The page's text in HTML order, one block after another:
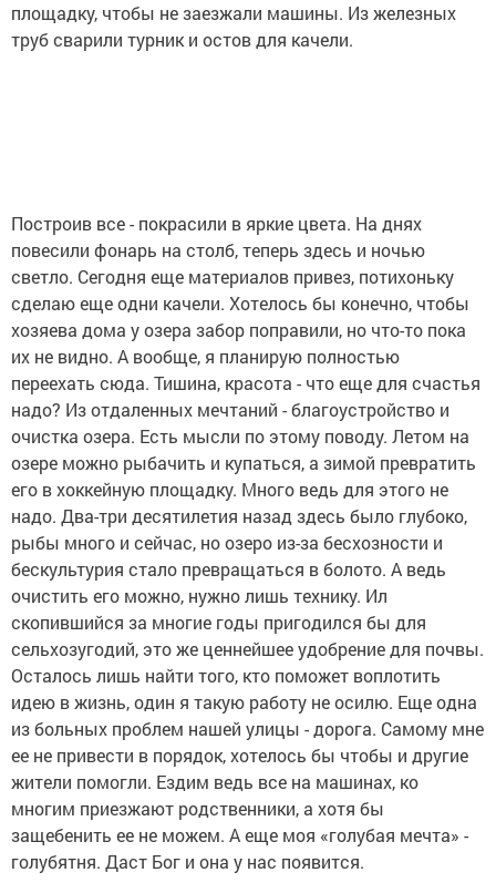
площадку, чтобы не заезжали машины. Из железных
труб сварили турник и остов для качели.
Построив все - покрасили в яркие цвета. На днях
повесили фонарь на столб, теперь здесь и ночью
светло. Сегодня еще материалов привез, потихоньку
сделаю еще одни качели. Хотелось бы конечно, чтобы
хозяева дома у озера забор поправили, но что-то пока
их не видно. А вообще, я планирую полностью
переехать сюда. Тишина, красота - что еще для счастья
надо? Из отдаленных мечтаний - благоустройство и
очистка озера. Есть мысли по этому поводу. Летом на
озере можно рыбачить и купаться, а зимой превратить
его в хоккейную площадку. Много ведь для этого не
надо. Два-три десятилетия назад здесь было глубоко,
рыбы много и сейчас, но озеро из-за бесхозности и
бескультурия стало превращаться в болото. А ведь
очистить его можно, нужно лишь технику. Ил
скопившийся за многие годы пригодился бы для
сельхозугодий, это же ценнейшее удобрение для почвы.
Осталось лишь найти того, кто поможет воплотить
идею в жизнь, один я такую работу не осилю. Еще одна
из больных проблем нашей улицы - дорога. Самому мне
ее не привести в порядок, хотелось бы чтобы и другие
жители помогли. Ездим ведь все на машинах, ко
многим приезжают родственники, а хотя бы
защебенить ее не можем. А еще моя «голубая мечта» -
голубятня. Даст Бог и она у нас появится.